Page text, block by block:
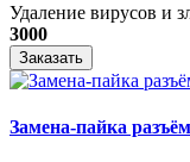
Удаление вирусов и
3000
Заказать
Замена-пайка